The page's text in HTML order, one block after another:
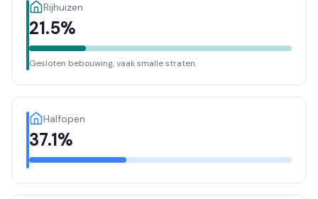
Rijhuizen
21.5%
Gesloten bebouwing, vaak smalle straten.
Halfopen
37.1%